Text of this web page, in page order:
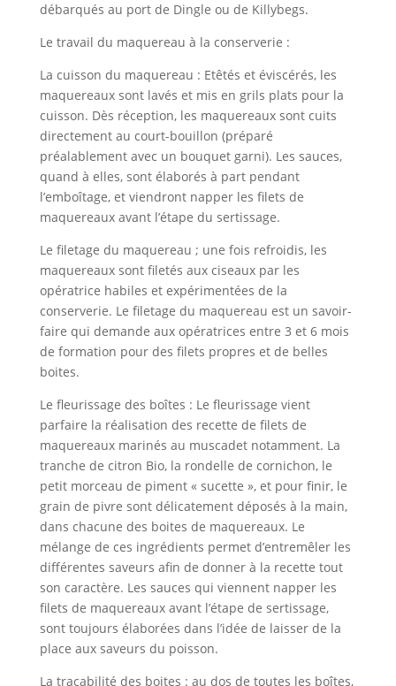
débarqués au port de Dingle ou de Killybegs.
Le travail du maquereau à la conserverie :
La cuisson du maquereau : Etêtés et éviscérés, les
maquereaux sont lavés et mis en grils plats pour la
cuisson. Dès réception, les maquereaux sont cuits
directement au court-bouillon (préparé
préalablement avec un bouquet garni). Les sauces,
quand à elles, sont élaborés à part pendant
l’emboîtage, et viendront napper les filets de
maquereaux avant l’étape du sertissage.
Le filetage du maquereau ; une fois refroidis, les
maquereaux sont filetés aux ciseaux par les
opératrice habiles et expérimentées de la
conserverie. Le filetage du maquereau est un savoir-
faire qui demande aux opératrices entre 3 et 6 mois
de formation pour des filets propres et de belles
boites.
Le fleurissage des boîtes : Le fleurissage vient
parfaire la réalisation des recette de filets de
maquereaux marinés au muscadet notamment. La
tranche de citron Bio, la rondelle de cornichon, le
petit morceau de piment « sucette », et pour finir, le
grain de pivre sont délicatement déposés à la main,
dans chacune des boites de maquereaux. Le
mélange de ces ingrédients permet d’entremêler les
différentes saveurs afin de donner à la recette tout
son caractère. Les sauces qui viennent napper les
filets de maquereaux avant l’étape de sertissage,
sont toujours élaborées dans l’idée de laisser de la
place aux saveurs du poisson.
La traçabilité des boites : au dos de toutes les boîtes,